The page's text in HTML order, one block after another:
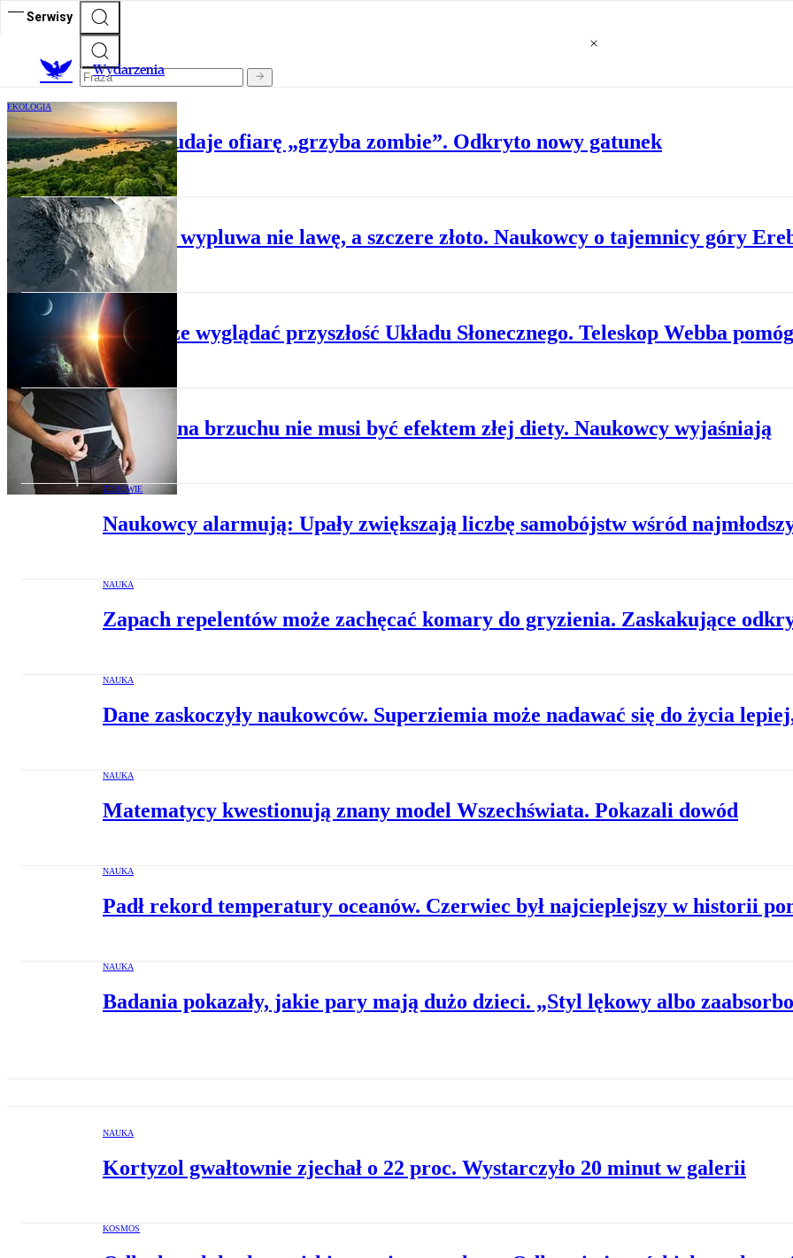
Serwisy
Wydarzenia
EKOLOGIA
Pająk z Amazonii udaje ofiarę „grzyba zombie”. Odkryto nowy gatunek
NAUKA
Wulkan wypluwa nie lawę, a szczere złoto. Naukowcy o tajemnicy góry
NAUKA
Tak może wyglądać przyszłość Układu Słonecznego. Teleskop Webba
NAUKA
Tłuszcz na brzuchu nie musi być efektem złej diety. Naukowcy wyjaśniają
ZDROWIE
Naukowcy alarmują: Upały zwiększają liczbę samobójstw wśród
NAUKA
Zapach repelentów może zachęcać komary do gryzienia. Zaskakujące
NAUKA
Dane zaskoczyły naukowców. Superziemia może nadawać się do życia
NAUKA
Matematycy kwestionują znany model Wszechświata. Pokazali dowód
NAUKA
Padł rekord temperatury oceanów. Czerwiec był najcieplejszy w historii
NAUKA
Badania pokazały, jakie pary mają dużo dzieci. „Styl lękowy albo
NAUKA
Kortyzol gwałtownie zjechał o 22 proc. Wystarczyło 20 minut w galerii
KOSMOS